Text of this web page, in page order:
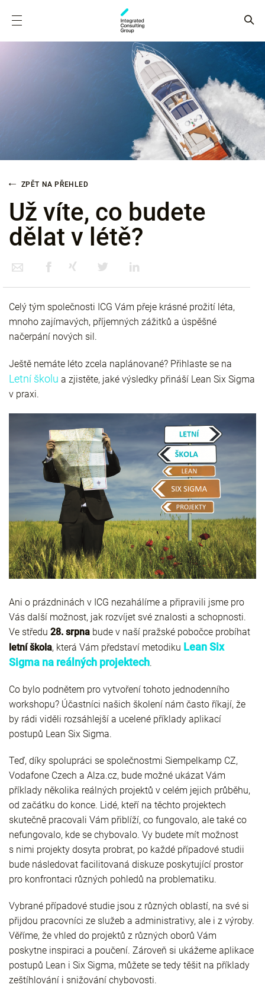
ZPĚT NA PŘEHLED
Už víte, co budete
dělat v létě?
Celý tým společnosti ICG Vám přeje krásné prožití léta,
mnoho zajímavých, příjemných zážitků a úspěšné
načerpání nových sil.
Ještě nemáte léto zcela naplánované? Přihlaste se na
Letní školu a zjistěte, jaké výsledky přináší Lean Six Sigma
v praxi.
Ani o prázdninách v ICG nezahálíme a připravili jsme pro
Vás další možnost, jak rozvíjet své znalosti a schopnosti.
Ve středu 28. srpna bude v naší pražské pobočce probíhat
letní škola, která Vám představí metodiku Lean Six
Sigma na reálných projektech.
Co bylo podnětem pro vytvoření tohoto jednodenního
workshopu? Účastníci našich školení nám často říkají, že
by rádi viděli rozsáhlejší a ucelené příklady aplikací
postupů Lean Six Sigma.
Teď, díky spolupráci se společnostmi Siempelkamp CZ,
Vodafone Czech a Alza.cz, bude možné ukázat Vám
příklady několika reálných projektů v celém jejich průběhu,
od začátku do konce. Lidé, kteří na těchto projektech
skutečně pracovali Vám přiblíží, co fungovalo, ale také co
nefungovalo, kde se chybovalo. Vy budete mít možnost
s nimi projekty dosyta probrat, po každé případové studii
bude následovat facilitovaná diskuze poskytující prostor
pro konfrontaci různých pohledů na problematiku.
Vybrané případové studie jsou z různých oblastí, na své si
přijdou pracovníci ze služeb a administrativy, ale i z výroby.
Věříme, že vhled do projektů z různých oborů Vám
poskytne inspiraci a poučení. Zároveň si ukážeme aplikace
postupů Lean i Six Sigma, můžete se tedy těšit na příklady
zeštíhlování i snižování chybovosti.